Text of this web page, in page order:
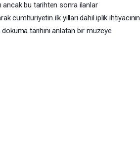
ancak bu tarihten sonra ilanlar
cumhuriyetin ilk yılları dahil iplik ihtiyacının
dokuma tarihini anlatan bir müzeye